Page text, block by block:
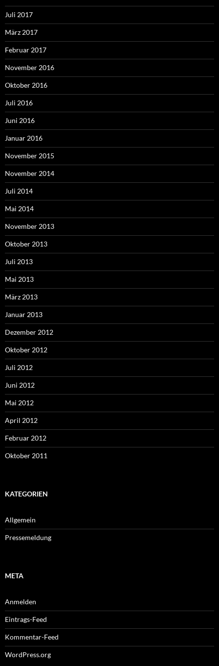
Juli 2017
März 2017
Februar 2017
November 2016
Oktober 2016
Juli 2016
Juni 2016
Januar 2016
November 2015
November 2014
Juli 2014
Mai 2014
November 2013
Oktober 2013
Juli 2013
Mai 2013
März 2013
Januar 2013
Dezember 2012
Oktober 2012
Juli 2012
Juni 2012
Mai 2012
April 2012
Februar 2012
Oktober 2011
KATEGORIEN
Allgemein
Pressemeldung
META
Anmelden
Eintrags-Feed
Kommentar-Feed
WordPress.org